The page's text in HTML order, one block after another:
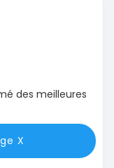
des meilleures
X